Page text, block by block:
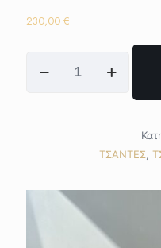
230,00 €
ΤΣΑΝΤΕΣ,